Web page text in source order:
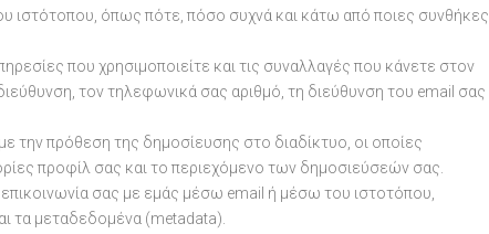
ιστότοπου, όπως πότε, πόσο συχνά και κάτω από ποιες συνθήκες
που χρησιμοποιείτε και τις συναλλαγές που κάνετε στον
τον τηλεφωνικά σας αριθμό, τη διεύθυνση του email σας
την πρόθεση της δημοσίευσης στο διαδίκτυο, οι οποίες
προφίλ σας και το περιεχόμενο των δημοσιεύσεών σας.
σας με εμάς μέσω email ή μέσω του ιστοτόπου,
τα μεταδεδομένα (metadata).